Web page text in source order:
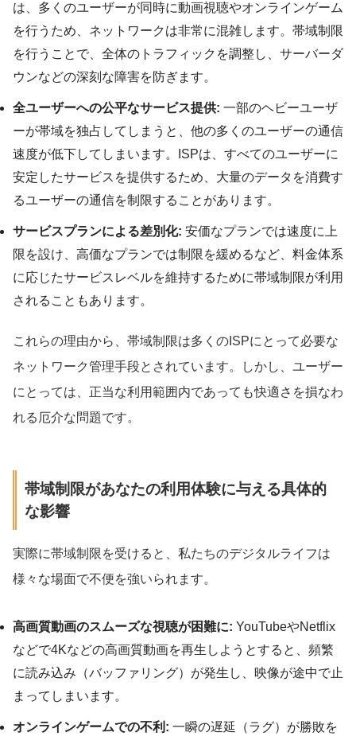
は、多くのユーザーが同時に動画視聴やオンラインゲーム
を行うため、ネットワークは非常に混雑します。帯域制限
を行うことで、全体のトラフィックを調整し、サーバーダ
ウンなどの深刻な障害を防ぎます。
全ユーザーへの公平なサービス提供: 一部のヘビーユーザ
ーが帯域を独占してしまうと、他の多くのユーザーの通信
速度が低下してしまいます。ISPは、すべてのユーザーに
安定したサービスを提供するため、大量のデータを消費す
るユーザーの通信を制限することがあります。
サービスプランによる差別化: 安価なプランでは速度に上
限を設け、高価なプランでは制限を緩めるなど、料金体系
に応じたサービスレベルを維持するために帯域制限が利用
されることもあります。
これらの理由から、帯域制限は多くのISPにとって必要な
ネットワーク管理手段とされています。しかし、ユーザー
にとっては、正当な利用範囲内であっても快適さを損なわ
れる厄介な問題です。
帯域制限があなたの利用体験に与える具体的
な影響
実際に帯域制限を受けると、私たちのデジタルライフは
様々な場面で不便を強いられます。
高画質動画のスムーズな視聴が困難に: YouTubeやNetflix
などで4Kなどの高画質動画を再生しようとすると、頻繁
に読み込み（バッファリング）が発生し、映像が途中で止
まってしまいます。
オンラインゲームでの不利: 一瞬の遅延（ラグ）が勝敗を